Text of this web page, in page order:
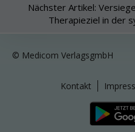
Nächster Artikel:
Therapieziel in der
© Medicom VerlagsgmbH
Kontakt